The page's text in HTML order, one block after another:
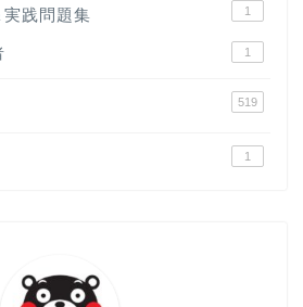
践問題集 1
1
519
1
大学入試英語対策講座